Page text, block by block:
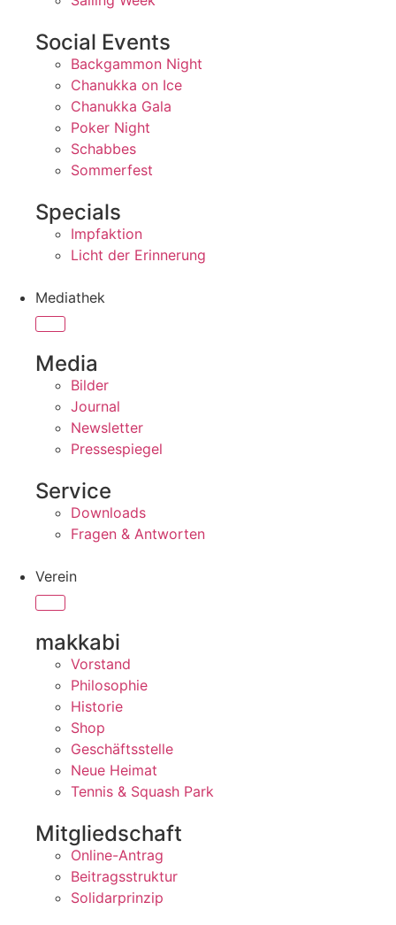
Social Events
Backgammon Night
Chanukka on Ice
Chanukka Gala
Poker Night
Schabbes
Sommerfest
Specials
Impfaktion
Licht der Erinnerung
Mediathek
Media
Bilder
Journal
Newsletter
Pressespiegel
Service
Downloads
Fragen & Antworten
Verein
makkabi
Vorstand
Philosophie
Historie
Shop
Geschäftsstelle
Neue Heimat
Tennis & Squash Park
Mitgliedschaft
Online-Antrag
Beitragsstruktur
Solidarprinzip